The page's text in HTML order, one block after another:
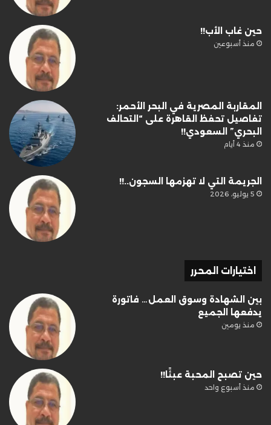
حين غاب الأب!!
منذ أسبوعين
المقاربة المصرية في البحر الأحمر:
تفاصيل تحفظ القاهرة على “التحالف
البحري” السعودي!!
منذ 4 أيام
الجريمة التي لا تهزمها السجون..!!
5 يوليو، 2026
اختيارات المحرر
بين الشهادة وسوق العمل… فاتورة
يدفعها الجميع
منذ يومين
حين تصبح المحبة عبئًا!!
منذ أسبوع واحد